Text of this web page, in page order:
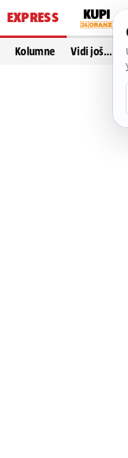
EXPRESS
Kolumne Vidi još…